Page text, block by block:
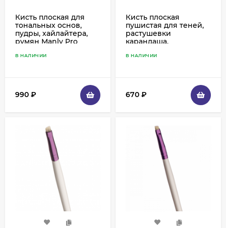
Кисть плоская для
тональных основ,
пудры, хайлайтера,
румян Manly Pro
К108
В НАЛИЧИИ
990 ₽
Кисть плоская
пушистая для теней,
растушевки
карандаша,
небольшая - К91
В НАЛИЧИИ
670 ₽